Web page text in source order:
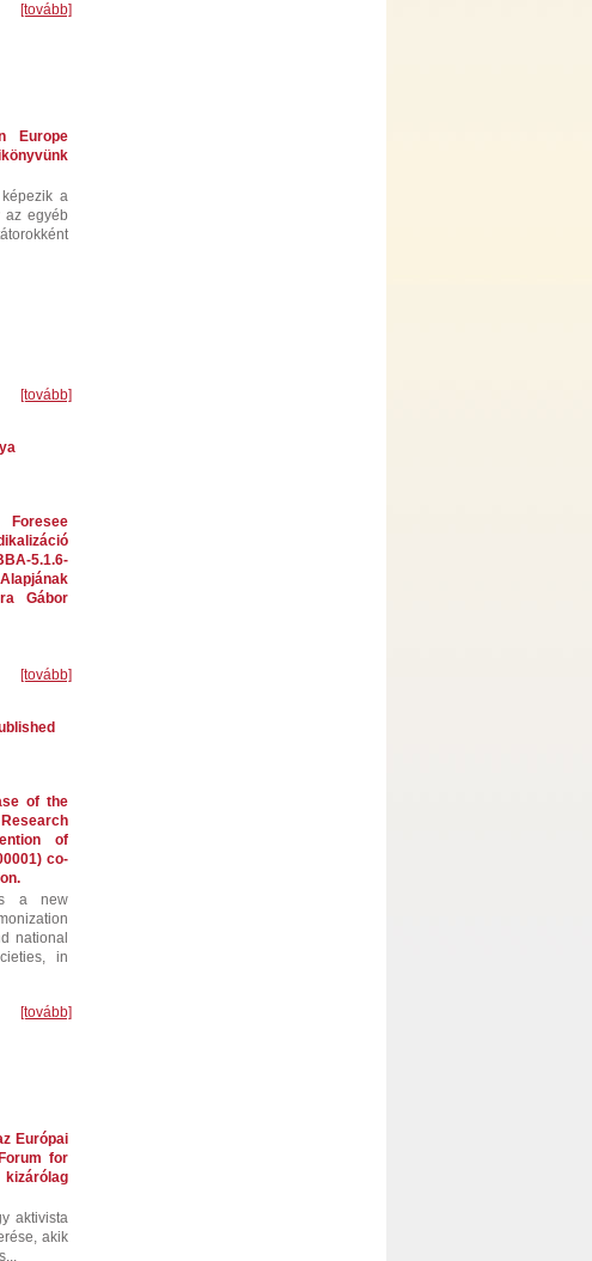
[tovább]
Europe
a
az egyéb
[tovább]
5.1.6-
Gábor
[tovább]
of the
of
co-
a new
national
in
[tovább]
Európai
for
aktivista
akik